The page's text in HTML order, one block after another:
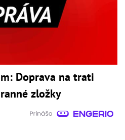
Doprava na trati
zložky